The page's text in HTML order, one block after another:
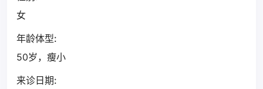
女
年龄体型:
50岁，瘦小
来诊日期: